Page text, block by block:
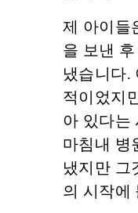
제 아이들
을 보낸
냈습니다.
적이었지
아 있다는
마침내 병
냈지만 그
의 시작에